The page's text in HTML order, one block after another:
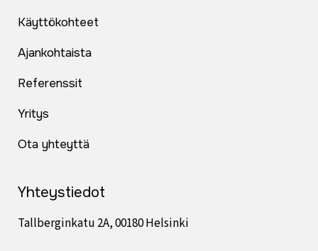
Käyttökohteet
Ajankohtaista
Referenssit
Yritys
Ota yhteyttä
Yhteystiedot
Tallberginkatu 2A, 00180 Helsinki